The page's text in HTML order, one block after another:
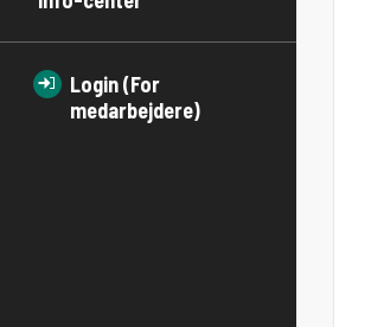
Login (For
medarbejdere)